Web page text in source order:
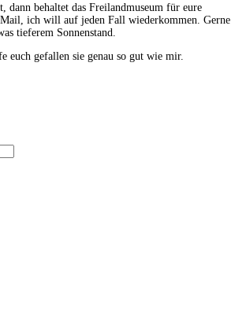
dann behaltet das Freilandmuseum für eure
ich will auf jeden Fall wiederkommen. Gerne
tieferem Sonnenstand.
euch gefallen sie genau so gut wie mir.